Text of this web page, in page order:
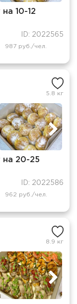
10-12
ID: 2022565
987 руб./чел.
5.8 кг
на 20-25
ID: 2022586
962 руб./чел.
8.9 кг